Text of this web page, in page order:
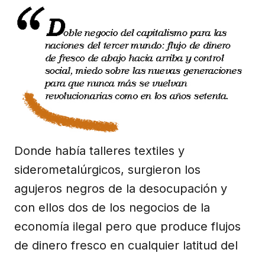
Donde había talleres textiles y
siderometalúrgicos, surgieron los
agujeros negros de la desocupación y
con ellos dos de los negocios de la
economía ilegal pero que produce flujos
de dinero fresco en cualquier latitud del